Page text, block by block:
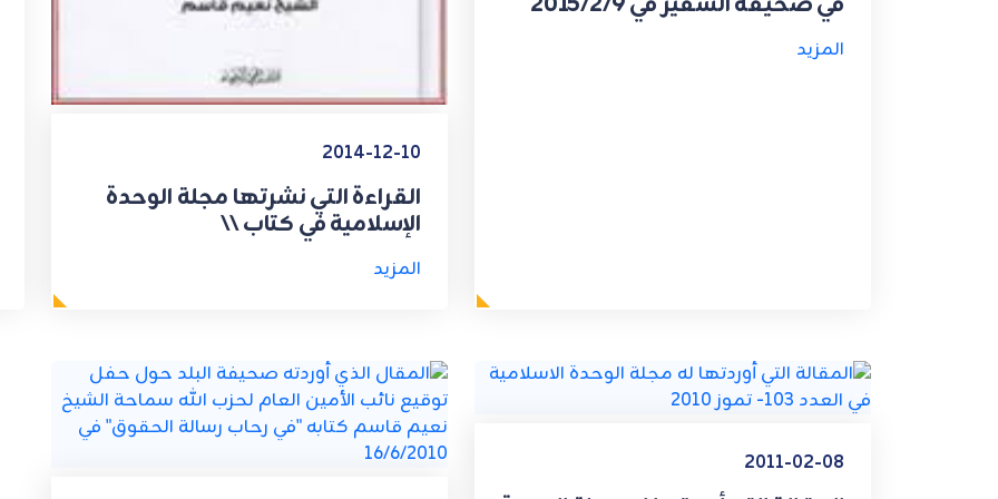
المزيد
2014-12-10
القراءة التي نشرتها مجلة الوحدة
الإسلامية في كتاب \\
المزيد
2011-02-08